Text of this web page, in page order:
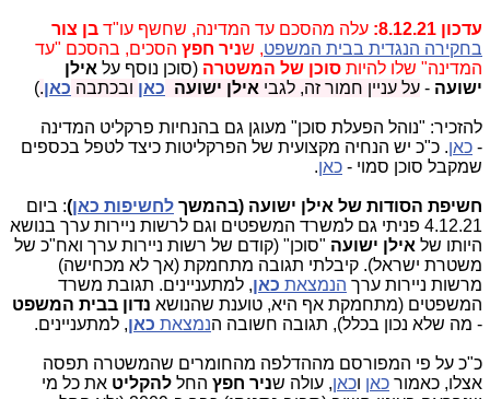
עדכון 8.12.21: עלה מהסכם עד המדינה, שחשף עו"ד בן צור
בחקירה הנגדית בבית המשפט, שניר חפץ הסכים, בהסכם "עד
המדינה" שלו להיות סוכן של המשטרה (סוכן נוסף על אילן
ישועה - על עניין חמור זה, לגבי אילן ישועה כאן ובכתבה כאן.
)
להזכיר: "נוהל הפעלת סוכן" מעוגן גם בהנחיות פרקליט המדינה
- כאן. כ"כ יש הנחיה מקצועית של הפרקליטות כיצד לטפל בכספים
שמקבל סוכן סמוי - כאן.
חשיפת הסודות של אילן ישועה (בהמשך לחשיפות כאן): ביום
4.12.21 פניתי גם למשרד המשפטים וגם לרשות ניירות ערך בנושא
היותו של אילן ישועה "סוכן" (קודם של רשות ניירות ערך ואח"כ של
משטרת ישראל). קיבלתי תגובה מתחמקת (אך לא מכחישה)
מרשות ניירות ערך הנמצאת כאן, למתעניינים. תגובת משרד
המשפטים (מתחמקת אף היא, טוענת שהנושא נדון בבית המשפט
- מה שלא נכון בכלל), תגובה חשובה הנמצאת כאן, למתעניינים.
כ"כ על פי המפורסם מההדלפה מהחומרים שהמשטרה תפסה
אצלו, כאמור כאן וכאן, עולה שניר חפץ החל להקליט את כל מי